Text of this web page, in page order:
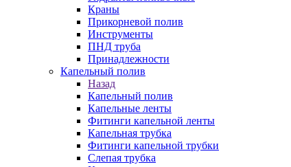
Краны
Прикорневой полив
Инструменты
ПНД труба
Принадлежности
Капельный полив
Назад
Капельный полив
Капельные ленты
Фитинги капельной ленты
Капельная трубка
Фитинги капельной трубки
Слепая трубка